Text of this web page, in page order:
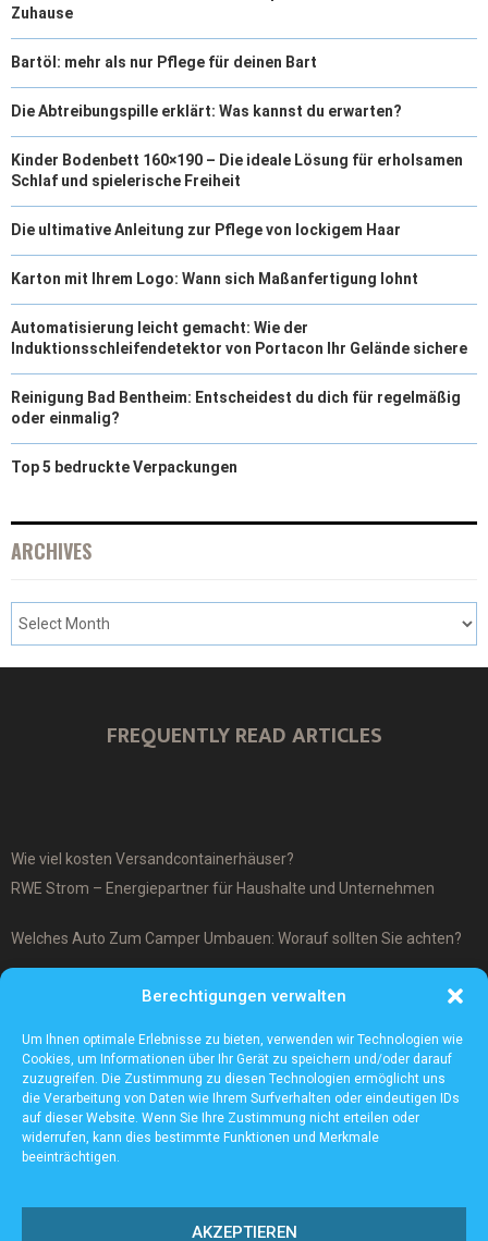
Berechtigungen verwalten
Um Ihnen optimale Erlebnisse zu bieten, verwenden wir Technologien wie
Cookies, um Informationen über Ihr Gerät zu speichern und/oder darauf
zuzugreifen. Die Zustimmung zu diesen Technologien ermöglicht uns
die Verarbeitung von Daten wie Ihrem Surfverhalten oder eindeutigen IDs
auf dieser Website. Wenn Sie Ihre Zustimmung nicht erteilen oder
widerrufen, kann dies bestimmte Funktionen und Merkmale
beeinträchtigen.
AKZEPTIEREN
Zuhause
Bartöl: mehr als nur Pflege für deinen Bart
Die Abtreibungspille erklärt: Was kannst du erwarten?
Kinder Bodenbett 160×190 – Die ideale Lösung für erholsamen
Schlaf und spielerische Freiheit
Die ultimative Anleitung zur Pflege von lockigem Haar
Karton mit Ihrem Logo: Wann sich Maßanfertigung lohnt
Automatisierung leicht gemacht: Wie der
Induktionsschleifendetektor von Portacon Ihr Gelände sichere
Reinigung Bad Bentheim: Entscheidest du dich für regelmäßig
oder einmalig?
Top 5 bedruckte Verpackungen
ARCHIVES
FREQUENTLY READ ARTICLES
Wie viel kosten Versandcontainerhäuser?
RWE Strom – Energiepartner für Haushalte und Unternehmen
Welches Auto Zum Camper Umbauen: Worauf sollten Sie achten?
Was ist ein Cover-Up Tattoo?
Was macht ein Architekturmodellbauer?